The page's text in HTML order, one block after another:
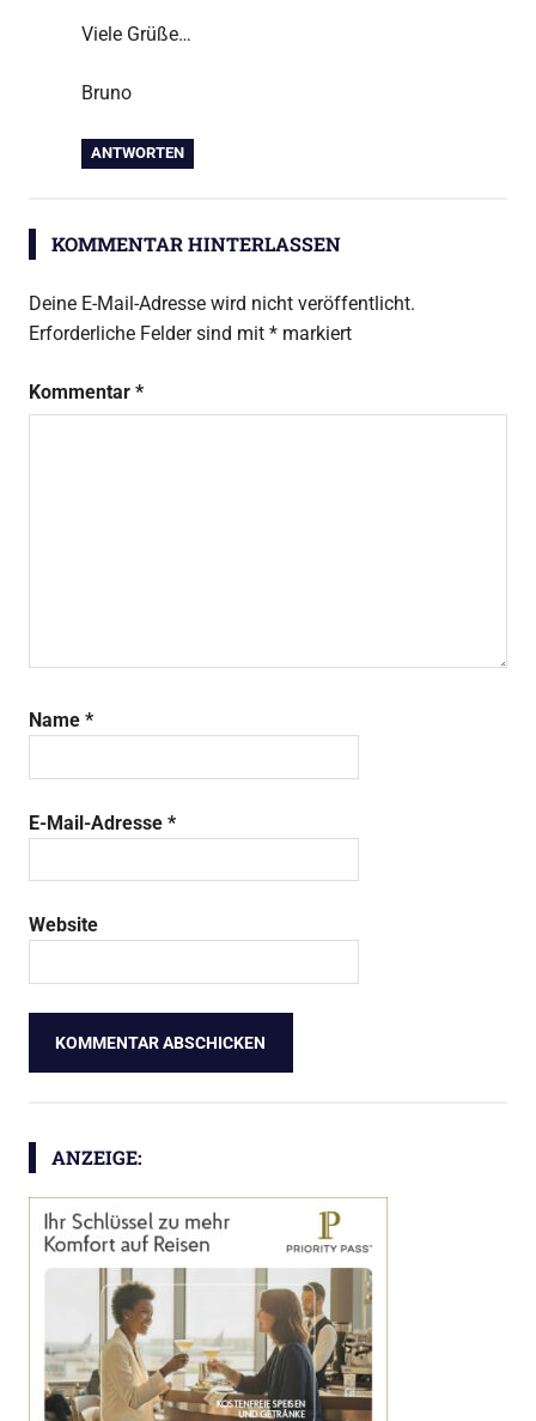
Viele Grüße…
Bruno
ANTWORTEN
KOMMENTAR HINTERLASSEN
Deine E-Mail-Adresse wird nicht veröffentlicht.
Erforderliche Felder sind mit * markiert
Kommentar *
Name *
E-Mail-Adresse *
Website
ANZEIGE: